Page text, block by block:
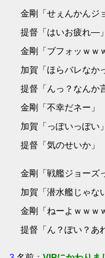
金剛「せぇんかんジ
提督「はいお疲れ―」
金剛「ブフォッｗｗ
加賀「ほらバレなか
提督「んっ？なんか
金剛「不幸だネー」
加賀「っぽいっぽい」
提督「気のせいか」
金剛「戦艦ジョーズ
加賀「潜水艦じゃな
金剛「ねーよｗｗｗ
提督「ん？ぽい？あ